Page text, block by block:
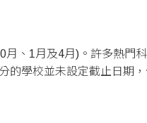
、1月及4月)。許多熱門
的學校並未設定截止日期